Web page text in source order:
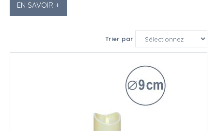
EN SAVOIR +
Trier par